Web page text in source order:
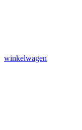
winkelwagen